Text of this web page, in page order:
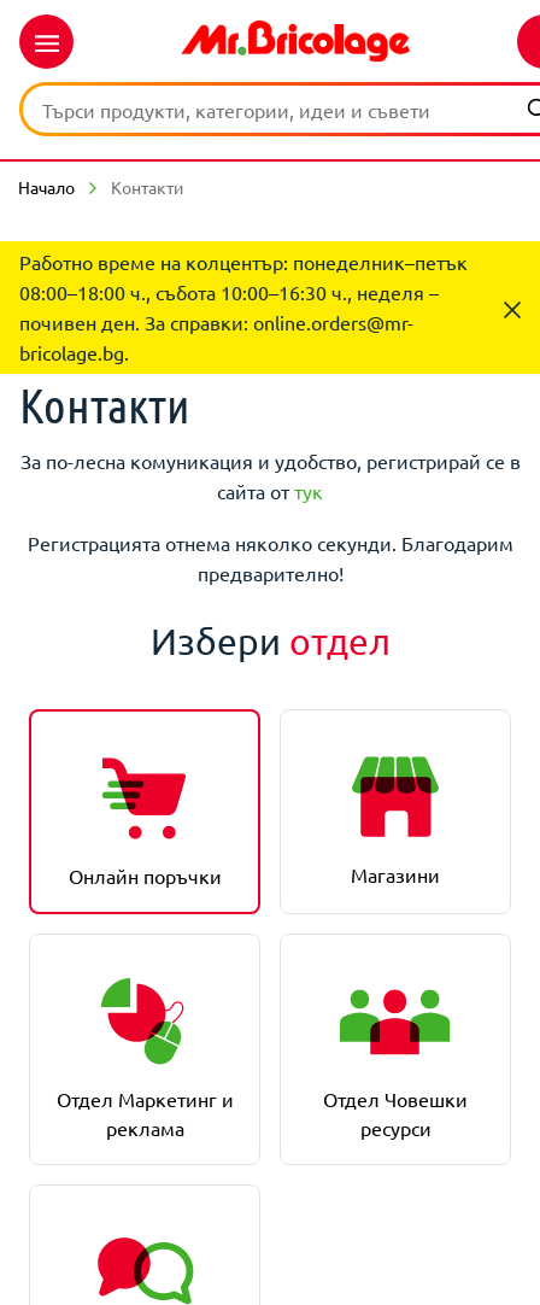
Начало Контакти
Работно време на колцентър: понеделник–петък
08:00–18:00 ч., събота 10:00–16:30 ч., неделя –
почивен ден. За справки: online.orders@mr-
bricolage.bg.
Контакти
За по-лесна комуникация и удобство, регистрирай се в
сайта оттук
Регистрацията отнема няколко секунди. Благодарим
предварително!
Избери отдел
Онлайн поръчки Магазини
Отдел Маркетинг и
реклама
Отдел Човешки
ресурси